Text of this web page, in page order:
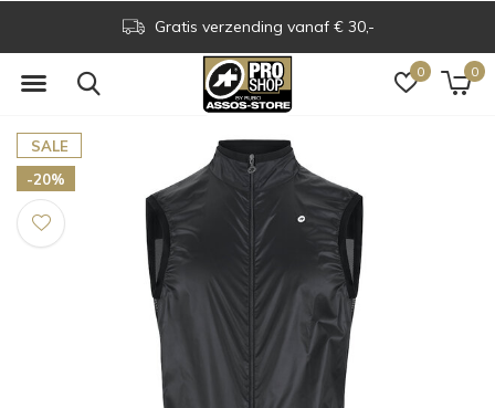
0 0
Gratis verzending vanaf € 30,-
SALE
-20%